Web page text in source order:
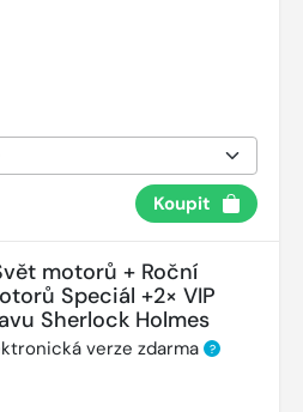
Koupit
motorů + Roční
Speciál +2× VIP
Sherlock Holmes
verze zdarma ?